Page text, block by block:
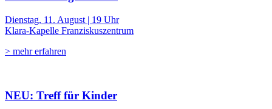
Dienstag, 11. August | 19 Uhr
Klara-Kapelle Franziskuszentrum
> mehr erfahren
NEU: Treff für Kinder